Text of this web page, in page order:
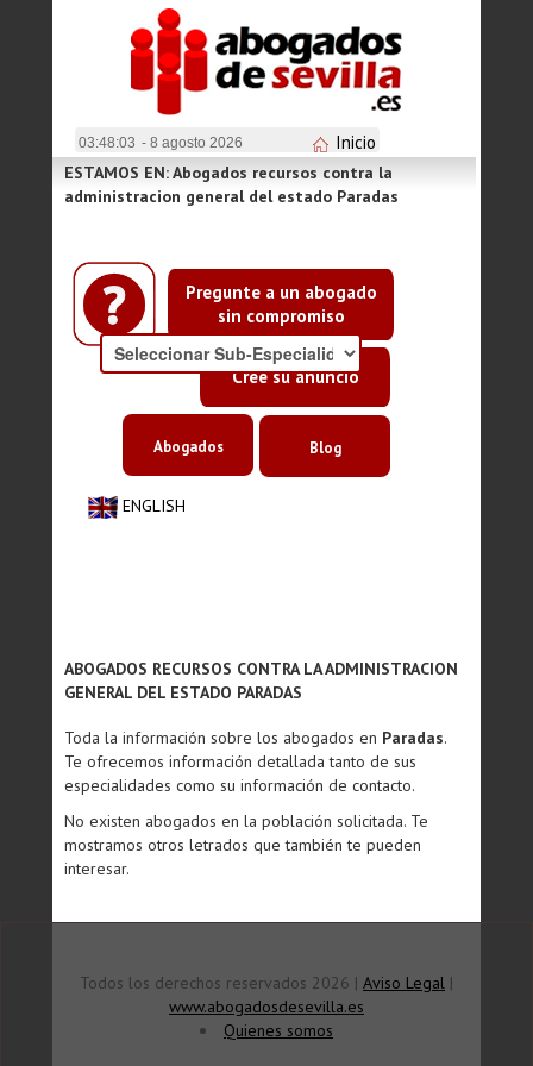
03:48:03 - 8 agosto 2026 Inicio
Pregunte a un abogado
sin compromiso
Cree su anuncio
ESTAMOS EN: Abogados recursos contra la
administracion general del estado Paradas
ENGLISH
Abogados Blog
ABOGADOS RECURSOS CONTRA LA ADMINISTRACION
GENERAL DEL ESTADO PARADAS
Toda la información sobre los abogados en Paradas.
Te ofrecemos información detallada tanto de sus
especialidades como su información de contacto.
No existen abogados en la población solicitada. Te
mostramos otros letrados que también te pueden
interesar.
Todos los derechos reservados 2026 | Aviso Legal |
www.abogadosdesevilla.es
Quienes somos